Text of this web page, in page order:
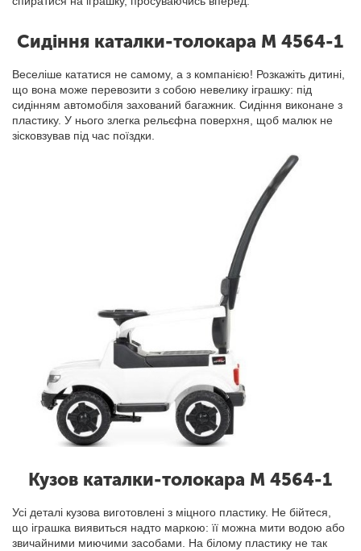
Сидіння каталки-толокара M 4564-1
Веселіше кататися не самому, а з компанією! Розкажіть дитині,
що вона може перевозити з собою невелику іграшку: під
сидінням автомобіля захований багажник. Сидіння виконане з
пластику. У нього злегка рельєфна поверхня, щоб малюк не
зісковзував під час поїздки.
Кузов каталки-толокара M 4564-1
Усі деталі кузова виготовлені з міцного пластику. Не бійтеся,
що іграшка виявиться надто маркою: її можна мити водою або
звичайними миючими засобами. На білому пластику не так